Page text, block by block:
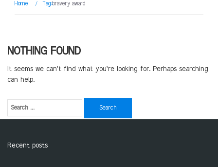
Home / Tag:bravery award
NOTHING FOUND
It seems we can’t find what you’re looking for. Perhaps searching
can help.
Recent posts